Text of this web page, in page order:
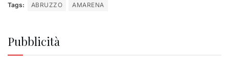
Tags: ABRUZZO AMARENA
Pubblicità